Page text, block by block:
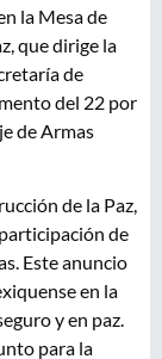
la Mesa de
que dirige la
de
del 22 por
de Armas
de la Paz,
de
Este anuncio
en la
y en paz.
para la